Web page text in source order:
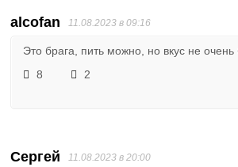
alcofan 11.08.2023 в 09:16
Это брага, пить можно, но вкус не очень
8
2
Сергей 11.08.2023 в 20:00